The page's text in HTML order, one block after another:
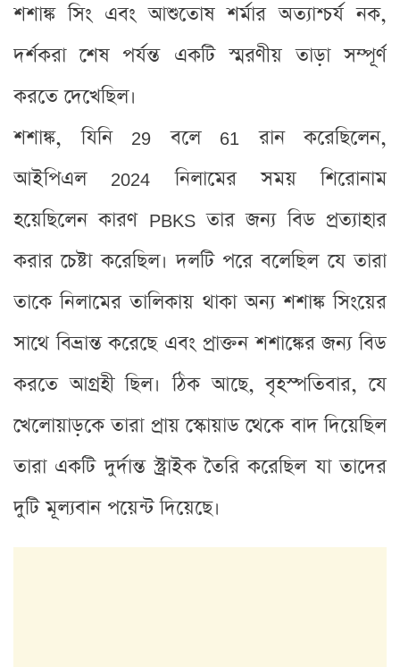
শশাঙ্ক সিং এবং আশুতোষ শর্মার অত্যাশ্চর্য নক,
দর্শকরা শেষ পর্যন্ত একটি স্মরণীয় তাড়া সম্পূর্ণ
করতে দেখেছিল।
শশাঙ্ক, যিনি 29 বলে 61 রান করেছিলেন,
আইপিএল 2024 নিলামের সময় শিরোনাম
হয়েছিলেন কারণ PBKS তার জন্য বিড প্রত্যাহার
করার চেষ্টা করেছিল। দলটি পরে বলেছিল যে তারা
তাকে নিলামের তালিকায় থাকা অন্য শশাঙ্ক সিংয়ের
সাথে বিভ্রান্ত করেছে এবং প্রাক্তন শশাঙ্কের জন্য বিড
করতে আগ্রহী ছিল। ঠিক আছে, বৃহস্পতিবার, যে
খেলোয়াড়কে তারা প্রায় স্কোয়াড থেকে বাদ দিয়েছিল
তারা একটি দুর্দান্ত স্ট্রাইক তৈরি করেছিল যা তাদের
দুটি মূল্যবান পয়েন্ট দিয়েছে।